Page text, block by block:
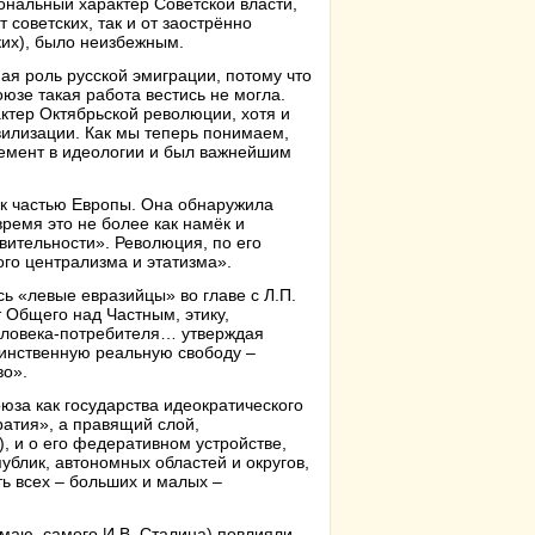
так и от заострённо
было неизбежным.
роль русской эмиграции, потому что
такая работа вестись не могла.
Октябрьской революции, хотя и
Как мы теперь понимаем,
в идеологии и был важнейшим
частью Европы. Она обнаружила
это не более как намёк и
Революция, по его
централизма и этатизма».
«левые евразийцы» во главе с Л.П.
над Частным, этику,
потребителя… утверждая
реальную свободу –
как государства идеократического
а правящий слой,
о его федеративном устройстве,
автономных областей и округов,
всех – больших и малых –